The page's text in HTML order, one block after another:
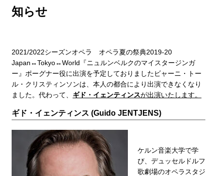
知らせ
2021/2022シーズンオペラ オペラ夏の祭典2019-20
Japan↔Tokyo↔World『ニュルンベルクのマイスタージンガ
ー』ポーグナー役に出演を予定しておりましたビャーニ・トー
ル・クリスティンソンは、本人の都合により出演できなくなり
ました。代わって、 ギド・イェンティンスが出演いたします。
ギド・イェンティンス (Guido JENTJENS)
ケルン音楽大学で学
び、デュッセルドルフ
歌劇場のオペラスタジ